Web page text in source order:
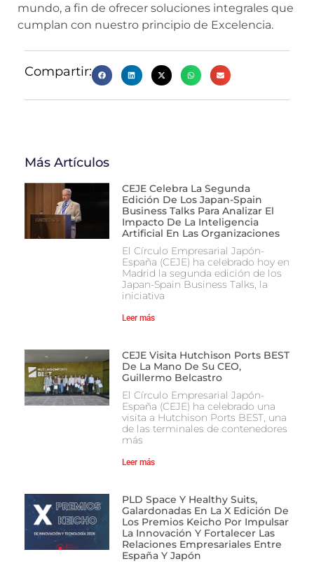
mundo, a fin de ofrecer soluciones integrales que
cumplan con nuestro principio de Excelencia.
Compartir:
Más Artículos
CEJE Celebra La Segunda
Edición De Los Japan-Spain
Business Talks Para Analizar El
Impacto De La Inteligencia
Artificial En Las Organizaciones
El Círculo Empresarial Japón-
España (CEJE) ha celebrado hoy en
Madrid la segunda edición de los
Japan-Spain Business Talks, la
iniciativa
Leer más
CEJE Visita Hutchison Ports BEST
De La Mano De Su CEO,
Guillermo Belcastro
El Círculo Empresarial Japón-
España (CEJE) ha celebrado una
visita a Hutchison Ports BEST, una
de las terminales de contenedores
más
Leer más
PLD Space Y Healthy Suits,
Galardonadas En La X Edición De
Los Premios Keicho Por Impulsar
La Innovación Y Fortalecer Las
Relaciones Empresariales Entre
España Y Japón